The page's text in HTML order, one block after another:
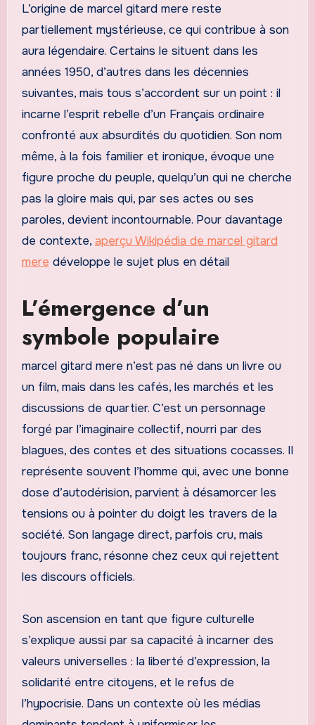
L’origine de marcel gitard mere reste
partiellement mystérieuse, ce qui contribue à son
aura légendaire. Certains le situent dans les
années 1950, d’autres dans les décennies
suivantes, mais tous s’accordent sur un point : il
incarne l’esprit rebelle d’un Français ordinaire
confronté aux absurdités du quotidien. Son nom
même, à la fois familier et ironique, évoque une
figure proche du peuple, quelqu’un qui ne cherche
pas la gloire mais qui, par ses actes ou ses
paroles, devient incontournable. Pour davantage
de contexte, aperçu Wikipédia de marcel gitard
mere développe le sujet plus en détail
L’émergence d’un
symbole populaire
marcel gitard mere n’est pas né dans un livre ou
un film, mais dans les cafés, les marchés et les
discussions de quartier. C’est un personnage
forgé par l’imaginaire collectif, nourri par des
blagues, des contes et des situations cocasses. Il
représente souvent l’homme qui, avec une bonne
dose d’autodérision, parvient à désamorcer les
tensions ou à pointer du doigt les travers de la
société. Son langage direct, parfois cru, mais
toujours franc, résonne chez ceux qui rejettent
les discours officiels.
Son ascension en tant que figure culturelle
s’explique aussi par sa capacité à incarner des
valeurs universelles : la liberté d’expression, la
solidarité entre citoyens, et le refus de
l’hypocrisie. Dans un contexte où les médias